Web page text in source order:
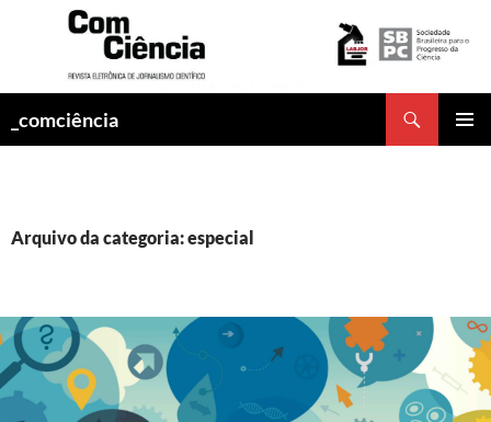
_comciência
Arquivo da categoria: especial